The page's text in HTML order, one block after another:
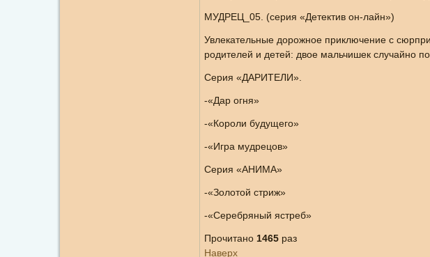
МУДРЕЦ_05. (серия «Детектив он-лайн»)
Увлекательные дорожное приключение с
родителей и детей: двое мальчишек случайно
Серия «ДАРИТЕЛИ».
-«Дар огня»
-«Короли будущего»
-«Игра мудрецов»
Серия «АНИМА»
-«Золотой стриж»
-«Серебряный ястреб»
Прочитано 1465раз
Наверх